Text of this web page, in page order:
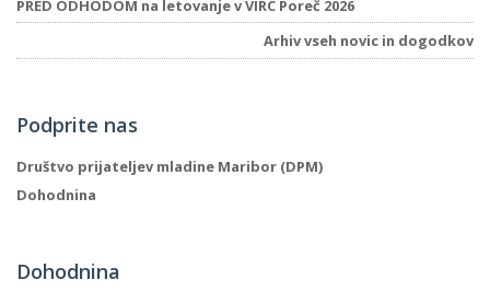
PRED ODHODOM na letovanje v VIRC Poreč 2026
Arhiv vseh novic in dogodkov
Podprite nas
Društvo prijateljev mladine Maribor (DPM)
Dohodnina
Dohodnina